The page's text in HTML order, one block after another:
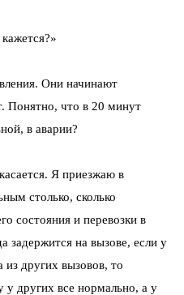
Они начинают
Понятно, что в 20 минут
в аварии?
Я приезжаю в
столько, сколько
состояния и перевозки в
задержится на вызове, если у
других вызовов, то
других все нормально, а у